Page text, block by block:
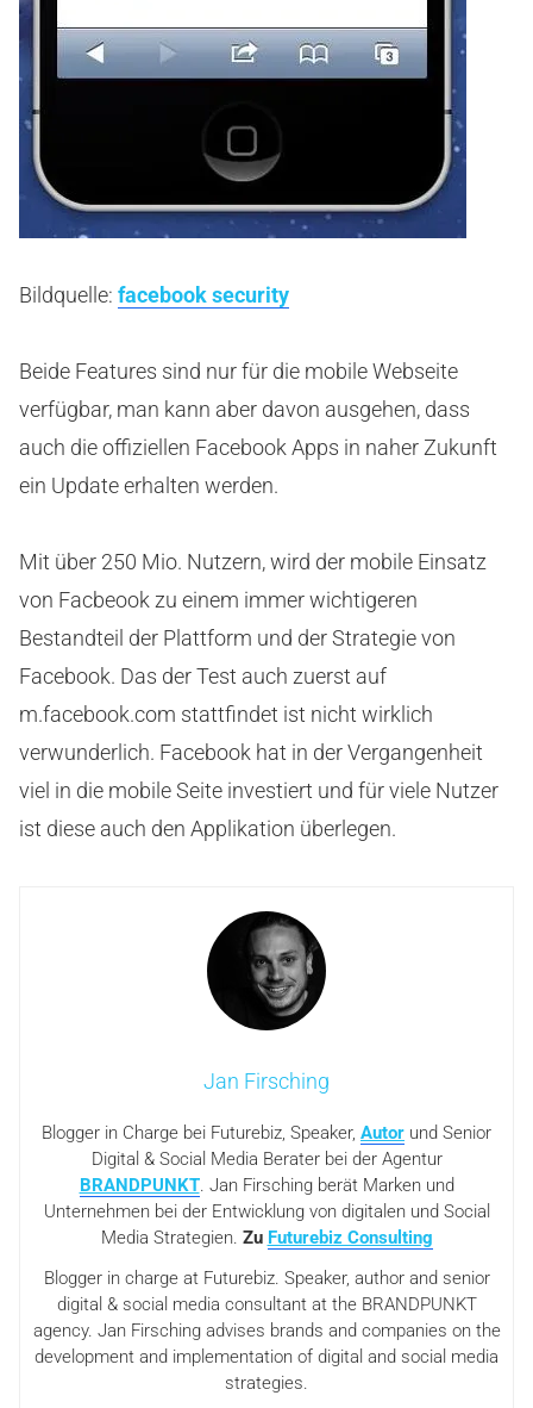
Bildquelle: facebook security
Beide Features sind nur für die mobile Webseite
verfügbar, man kann aber davon ausgehen, dass
auch die offiziellen Facebook Apps in naher Zukunft
ein Update erhalten werden.
Mit über 250 Mio. Nutzern, wird der mobile Einsatz
von Facbeook zu einem immer wichtigeren
Bestandteil der Plattform und der Strategie von
Facebook. Das der Test auch zuerst auf
m.facebook.com stattfindet ist nicht wirklich
verwunderlich. Facebook hat in der Vergangenheit
viel in die mobile Seite investiert und für viele Nutzer
ist diese auch den Applikation überlegen.
Jan Firsching
Blogger in Charge bei Futurebiz, Speaker, Autor und Senior
Digital & Social Media Berater bei der Agentur
BRANDPUNKT. Jan Firsching berät Marken und
Unternehmen bei der Entwicklung von digitalen und Social
Media Strategien. Zu Futurebiz Consulting
Blogger in charge at Futurebiz. Speaker, author and senior
digital & social media consultant at the BRANDPUNKT
agency. Jan Firsching advises brands and companies on the
development and implementation of digital and social media
strategies.